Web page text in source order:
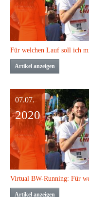
Für welchen Lauf soll ich
Artikel anzeigen
07.07.
2020
Virtual BW-Running: Für
Artikel anzeigen